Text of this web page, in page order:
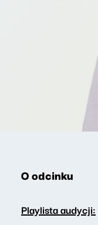
O odcinku
Playlista audycji: